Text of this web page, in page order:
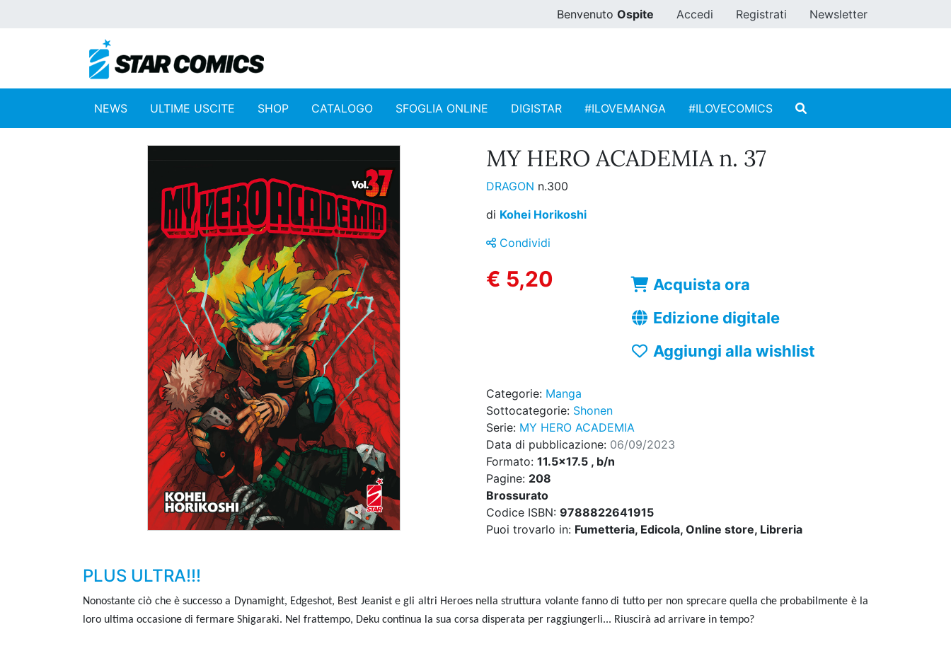
Benvenuto Ospite Accedi Registrati Newsletter
NEWS ULTIME USCITE SHOP CATALOGO SFOGLIA ONLINE DIGISTAR #ILOVEMANGA #ILOVECOMICS
MY HERO ACADEMIA n. 37
DRAGON n.300
di Kohei Horikoshi
Condividi
€ 5,20
Acquista ora
Edizione digitale
Aggiungi alla wishlist
Categorie: Manga
Sottocategorie: Shonen
Serie: MY HERO ACADEMIA
Data di pubblicazione: 06/09/2023
Formato: 11.5x17.5 , b/n
Pagine: 208
Brossurato
Codice ISBN: 9788822641915
Puoi trovarlo in: Fumetteria, Edicola, Online store, Libreria
PLUS ULTRA!!!
Nonostante ciò che è successo a Dynamight, Edgeshot, Best Jeanist e gli altri Heroes nella struttura volante fanno di tutto per non sprecare quella che probabilmente è la
loro ultima occasione di fermare Shigaraki. Nel frattempo, Deku continua la sua corsa disperata per raggiungerli... Riuscirà ad arrivare in tempo?